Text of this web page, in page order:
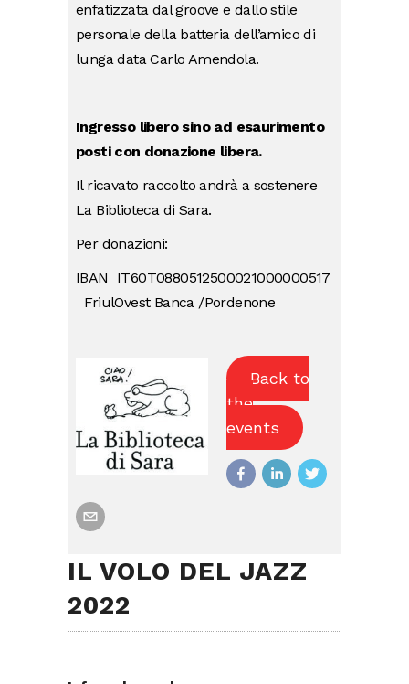
enfatizzata dal groove e dallo stile
personale della batteria dell’amico di
lunga data Carlo Amendola.
Ingresso libero sino ad esaurimento
posti con donazione libera.
Il ricavato raccolto andrà a sostenere
La Biblioteca di Sara.
Per donazioni:
IBAN IT60T0880512500021000000517
FriulOvest Banca /Pordenone
Back to
the
events
IL VOLO DEL JAZZ
2022